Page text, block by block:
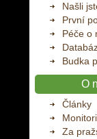
Našli
První
Péče o
Budka
O
Články
Za